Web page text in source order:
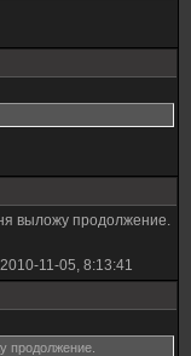
выложу продолжение.
11-05, 8:13:41
продолжение.